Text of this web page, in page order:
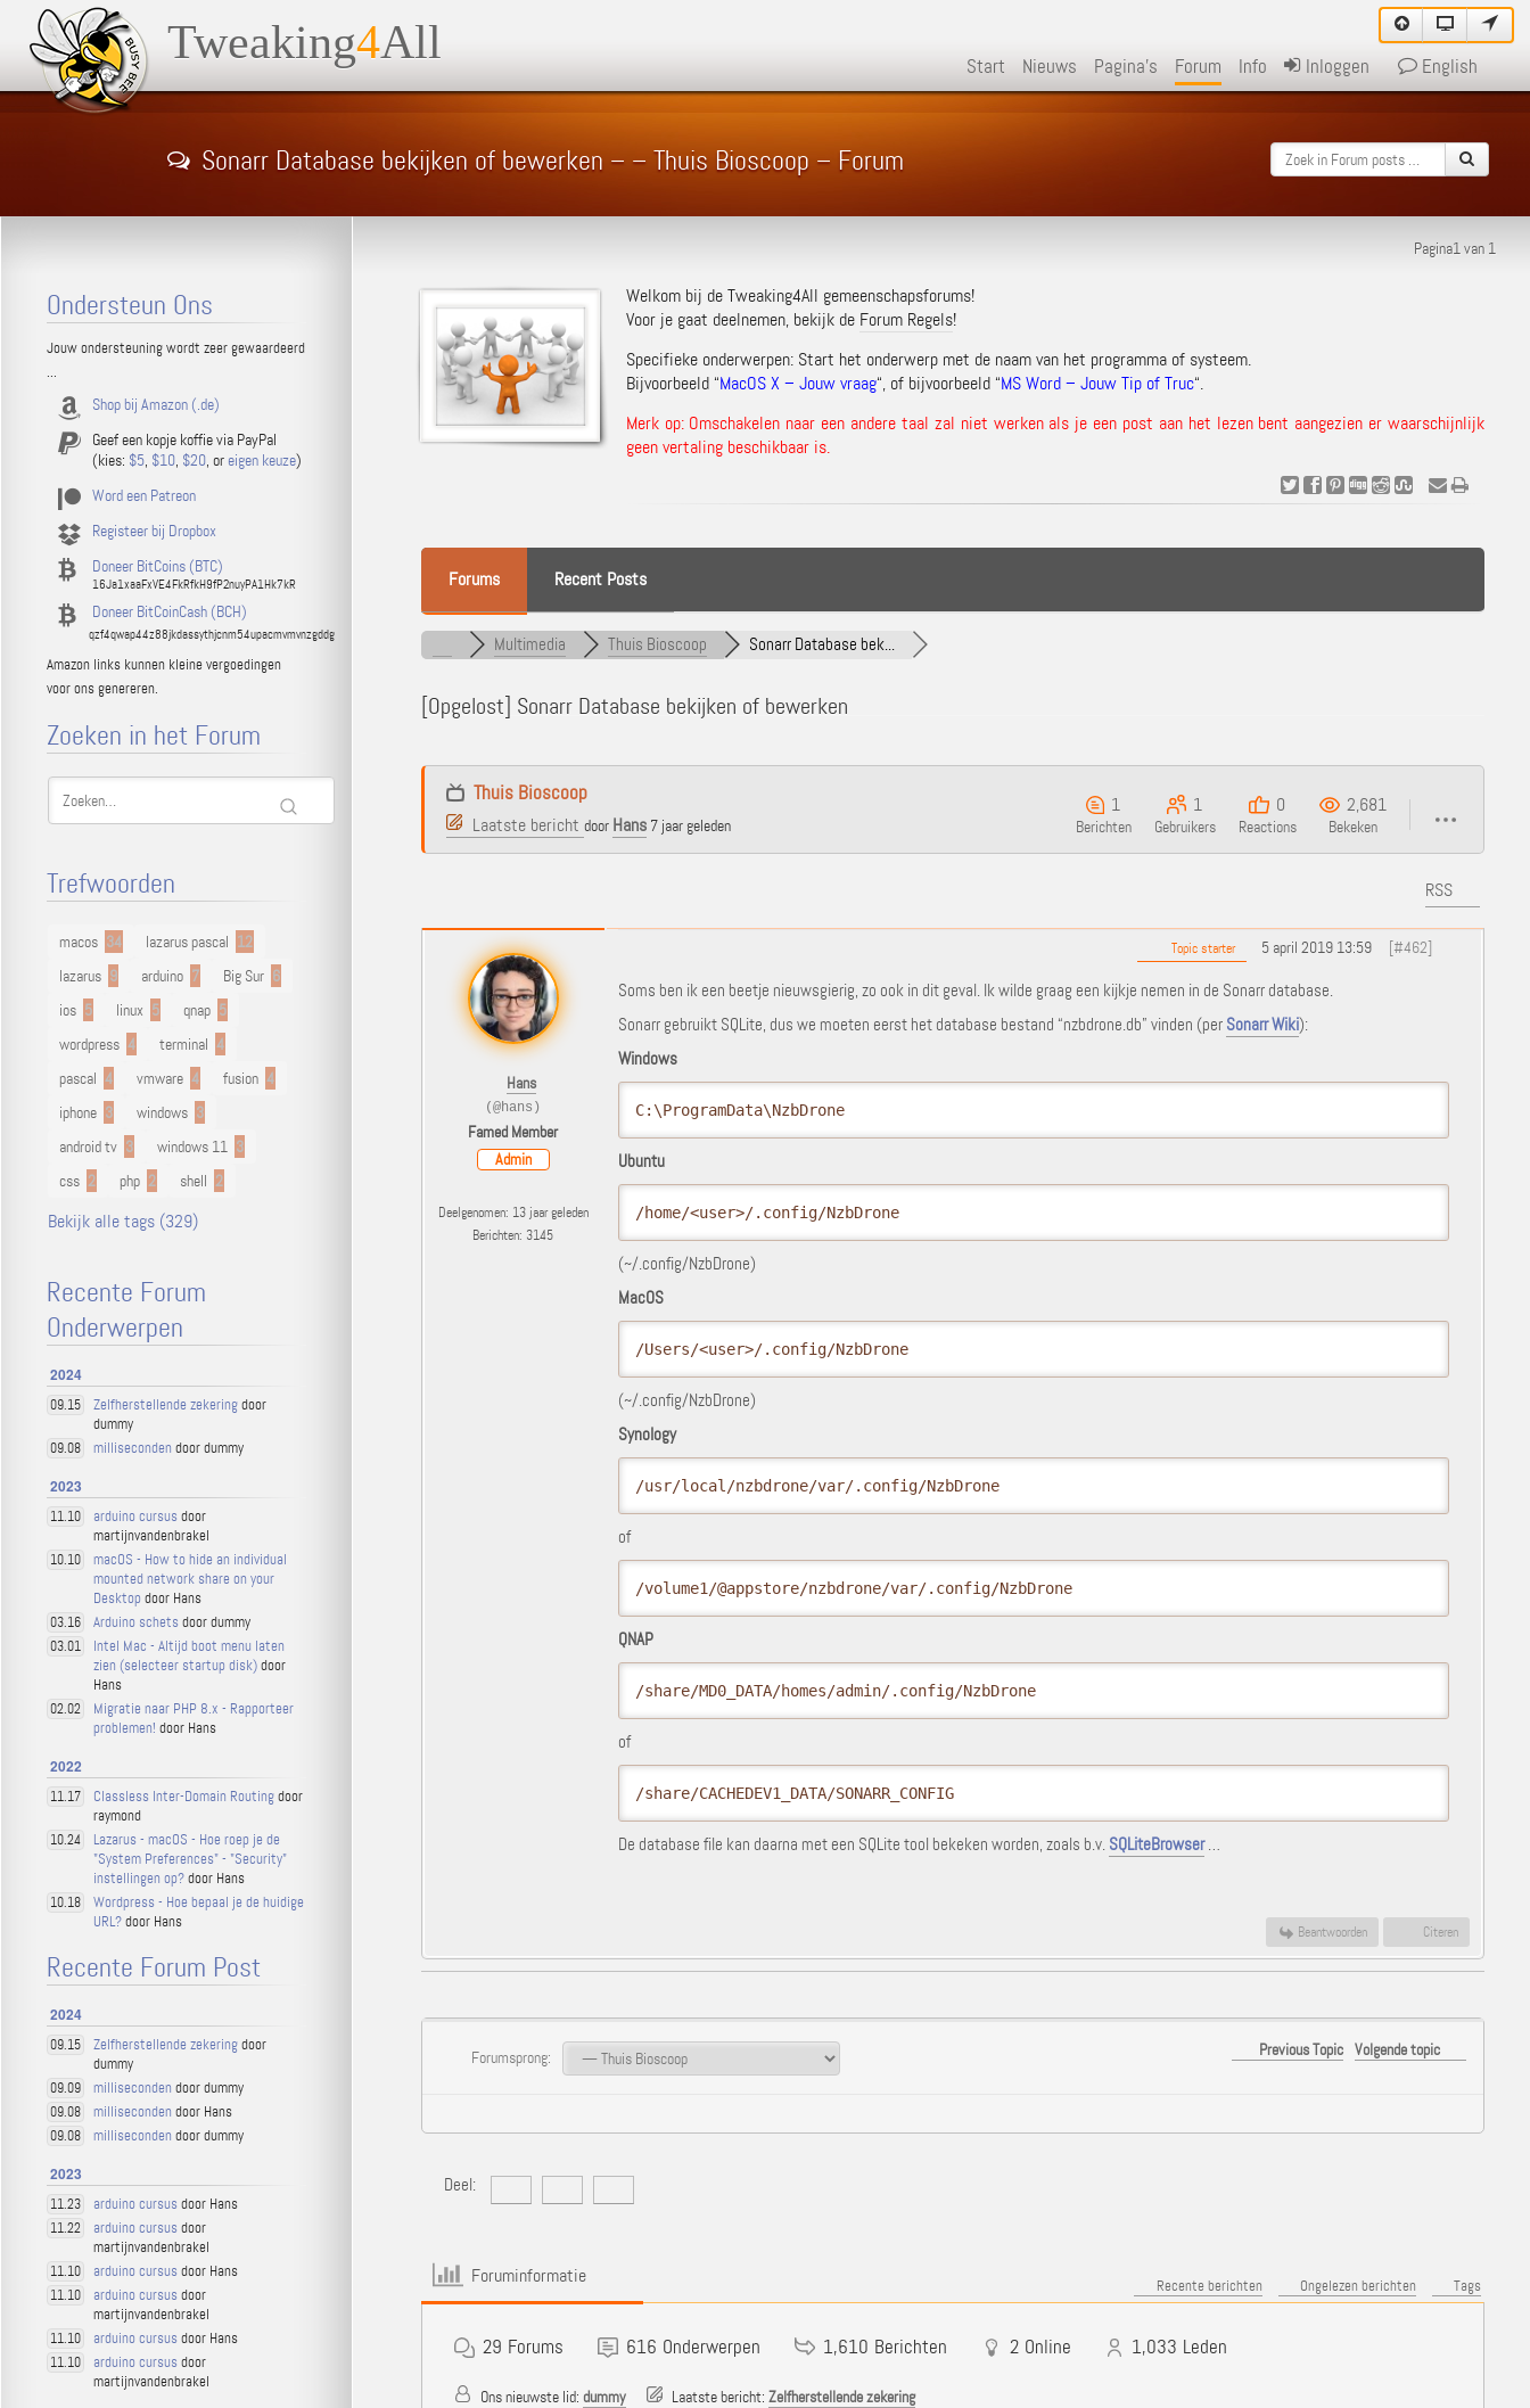
Tweaking4All Start Nieuws Pagina's Forum Info Inloggen English
Sonarr Database bekijken of bewerken – – Thuis Bioscoop – Forum
Pagina1 van 1
Welkom bij de Tweaking4All gemeenschapsforums!
Voor je gaat deelnemen, bekijk de Forum Regels!
Specifieke onderwerpen: Start het onderwerp met de naam van het programma of systeem.
Bijvoorbeeld “MacOS X – Jouw vraag“, of bijvoorbeeld “MS Word – Jouw Tip of Truc“.
Merk op: Omschakelen naar een andere taal zal niet werken als je een post aan het lezen bent aangezien er waarschijnlijk
geen vertaling beschikbaar is.
Forums Recent Posts
Multimedia Thuis Bioscoop Sonarr Database bek...
[Opgelost] Sonarr Database bekijken of bewerken
Thuis Bioscoop
Laatste bericht door Hans 7 jaar geleden
1
Berichten
1
Gebruikers
0
Reactions
2,681
Bekeken
RSS
Hans
(@hans)
Famed Member
Admin
Deelgenomen: 13 jaar geleden
Berichten: 3145
Topic starter 5 april 2019 13:59 [#462]
Soms ben ik een beetje nieuwsgierig, zo ook in dit geval. Ik wilde graag een kijkje nemen in de Sonarr database.
Sonarr gebruikt SQLite, dus we moeten eerst het database bestand “nzbdrone.db” vinden (per Sonarr Wiki):
Windows
C:\ProgramData\NzbDrone
Ubuntu
/home/<user>/.config/NzbDrone
(~/.config/NzbDrone)
MacOS
/Users/<user>/.config/NzbDrone
(~/.config/NzbDrone)
Synology
/usr/local/nzbdrone/var/.config/NzbDrone
of
/volume1/@appstore/nzbdrone/var/.config/NzbDrone
QNAP
/share/MD0_DATA/homes/admin/.config/NzbDrone
of
/share/CACHEDEV1_DATA/SONARR_CONFIG
De database file kan daarna met een SQLite tool bekeken worden, zoals b.v. SQLiteBrowser…
Beantwoorden Citeren
Forumsprong: Previous Topic Volgende topic
Deel:
Foruminformatie Recente berichten Ongelezen berichten Tags
29 Forums 616 Onderwerpen 1,610 Berichten 2 Online 1,033 Leden
Ons nieuwste lid: dummy Laatste bericht: Zelfherstellende zekering
Ondersteun Ons
Jouw ondersteuning wordt zeer gewaardeerd
...
Shop bij Amazon (.de)
Geef een kopje koffie via PayPal
(kies: $5, $10, $20, or eigen keuze)
Word een Patreon
Registeer bij Dropbox
Doneer BitCoins (BTC)
16Ja1xaaFxVE4FkRfkH9fP2nuyPA1Hk7kR
Doneer BitCoinCash (BCH)
qzf4qwap44z88jkdassythjcnm54upacmvmvnzgddg
Amazon links kunnen kleine vergoedingen
voor ons genereren.
Zoeken in het Forum
Trefwoorden
macos 34 lazarus pascal 12
lazarus 9 arduino 7 Big Sur 6
ios 5 linux 5 qnap 5
wordpress 4 terminal 4
pascal 4 vmware 4 fusion 4
iphone 3 windows 3
android tv 3 windows 11 3
css 2 php 2 shell 2
Bekijk alle tags (329)
Recente Forum
Onderwerpen
2024
09.15 Zelfherstellende zekeringdoor
dummy
09.08 milliseconden door dummy
2023
11.10 arduino cursus door
martijnvandenbrakel
10.10
macOS - How to hide an individual
mounted network share on your
Desktop door Hans
03.16 Arduino schets door dummy
03.01
Intel Mac - Altijd boot menu laten
zien (selecteer startup disk)door
Hans
02.02
Migratie naar PHP 8.x - Rapporteer
problemen! door Hans
2022
11.17 Classless Inter-Domain Routingdoor
raymond
10.24
Lazarus - macOS - Hoe roep je de
"System Preferences" - "Security"
instellingen op?door Hans
10.18
Wordpress - Hoe bepaal je de huidige
URL?door Hans
Recente Forum Post
2024
09.15 Zelfherstellende zekeringdoor
dummy
09.09 milliseconden door dummy
09.08 milliseconden door Hans
09.08 milliseconden door dummy
2023
11.23 arduino cursus door Hans
11.22 arduino cursus door
martijnvandenbrakel
11.10 arduino cursus door Hans
11.10 arduino cursus door
martijnvandenbrakel
11.10 arduino cursus door Hans
11.10 arduino cursus door
martijnvandenbrakel